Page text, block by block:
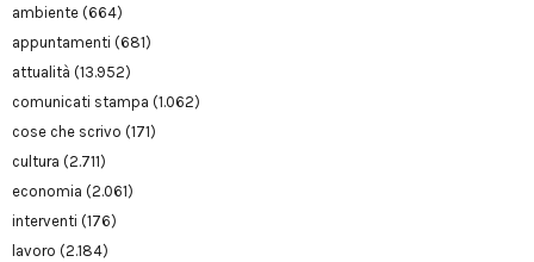
ambiente (664)
appuntamenti (681)
attualità (13.952)
comunicati stampa (1.062)
cose che scrivo (171)
cultura (2.711)
economia (2.061)
interventi (176)
lavoro (2.184)